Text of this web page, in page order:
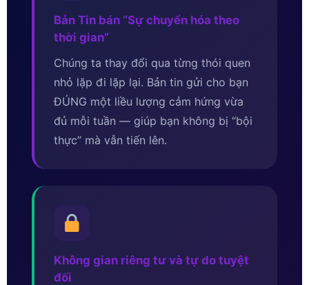
Bản Tin bán “Sự chuyển hóa theo
thời gian”
Chúng ta thay đổi qua từng thói quen
nhỏ lặp đi lặp lại. Bản tin gửi cho bạn
ĐÚNG một liều lượng cảm hứng vừa
đủ mỗi tuần — giúp bạn không bị “bội
thực” mà vẫn tiến lên.
Không gian riêng tư và tự do tuyệt
đối